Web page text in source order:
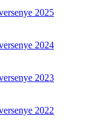
2025
2024
2023
2022